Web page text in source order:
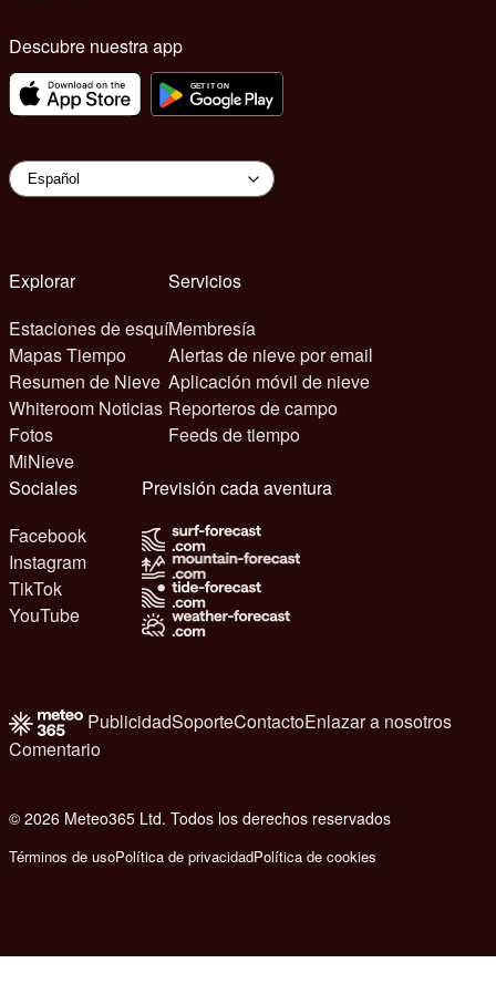
Descubre nuestra app
Explorar
Estaciones de esquí
Mapas Tiempo
Resumen de Nieve
Whiteroom Noticias
Fotos
MiNieve
Servicios
Membresía
Alertas de nieve por email
Aplicación móvil de nieve
Reporteros de campo
Feeds de tiempo
Sociales
Facebook
Instagram
TikTok
YouTube
Previsión cada aventura
PublicidadSoporteContactoEnlazar a nosotros
Comentario
© 2026 Meteo365 Ltd. Todos los derechos reservados
Términos de usoPolítica de privacidadPolítica de cookies